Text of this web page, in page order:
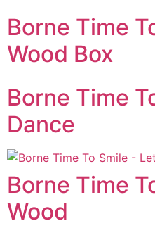
Borne Time
Wood Box
Borne Time
Dance
Borne Time
Wood